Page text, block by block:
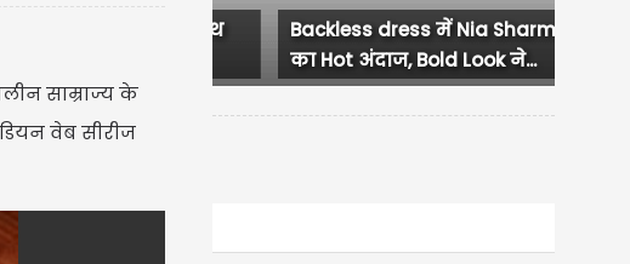
साम्राज्य के
वेब सीरीज
Backless dress में Nia Sharma
का Hot अंदाज, Bold Look ने...